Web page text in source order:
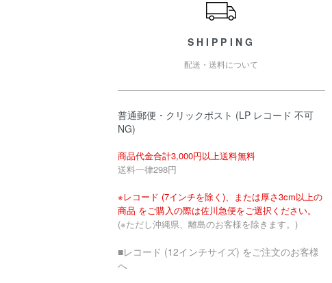
SHIPPING
配送・送料について
普通郵便・クリックポスト (LP レコード 不可
NG)
商品代金合計3,000円以上送料無料
送料一律298円
※レコード (7インチを除く)、または厚さ3cm以上の
商品 をご購入の際は佐川急便をご選択ください。
(※ただし沖縄県、離島のお客様を除きます。)
■レコード (12インチサイズ) をご注文のお客様
へ